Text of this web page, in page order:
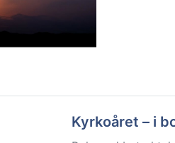
Kyrkoåret – i